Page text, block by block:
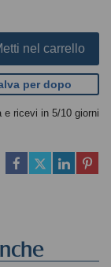
nel carrello
per dopo
e ricevi in 5/10 giorni